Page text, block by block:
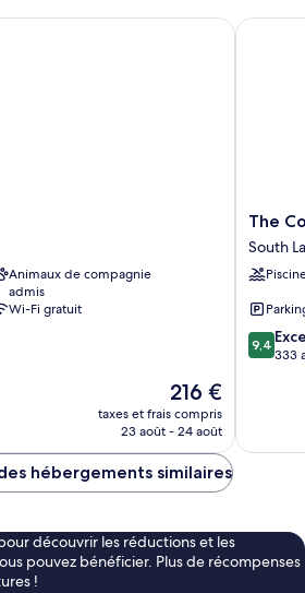
Animaux de compagnie
admis
Wi-Fi gratuit
Le
nouveau
prix
de
216 €
taxes et frais compris
23 août - 24 août
The
Code
Hotel
South
The
South
9.4
sur
9,4
333
The
hébergements similaires
découvrir les réductions et les
pouvez bénéficier. Plus de récompenses
!